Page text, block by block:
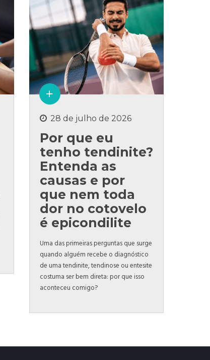
28 de julho de 2026
Por que eu
tenho tendinite?
Entenda as
causas e por
que nem toda
dor no cotovelo
é epicondilite
Uma das primeiras perguntas que surge
quando alguém recebe o diagnóstico
de uma tendinite, tendinose ou entesite
costuma ser bem direta: por que isso
aconteceu comigo?